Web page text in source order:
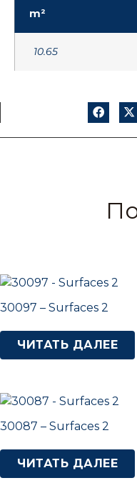
m²
10.65
30097 – Surfaces 2
ЧИТАТЬ ДАЛЕЕ
30087 – Surfaces 2
ЧИТАТЬ ДАЛЕЕ